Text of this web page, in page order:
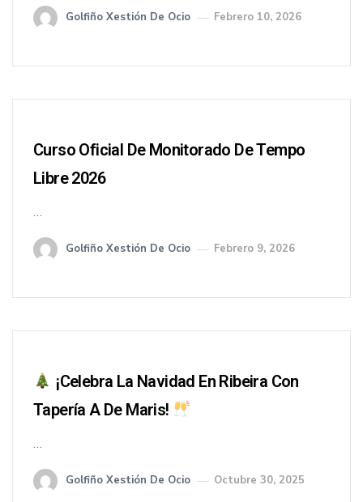
Golfiño Xestión De Ocio Febrero 10, 2026
Curso Oficial De Monitorado De Tempo
Libre 2026
…
Golfiño Xestión De Ocio Febrero 9, 2026
¡Celebra La Navidad En Ribeira Con
Tapería A De Maris!
…
Golfiño Xestión De Ocio Octubre 30, 2025